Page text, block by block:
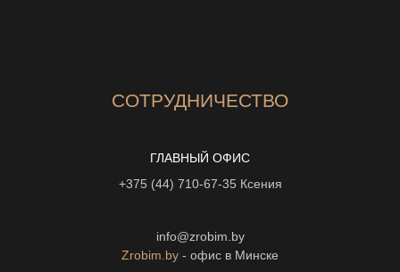
СОТРУДНИЧЕСТВО
ГЛАВНЫЙ ОФИС
+375 (44) 710-67-35 Ксения
info@zrobim.by
Zrobim.by - офис в Минске